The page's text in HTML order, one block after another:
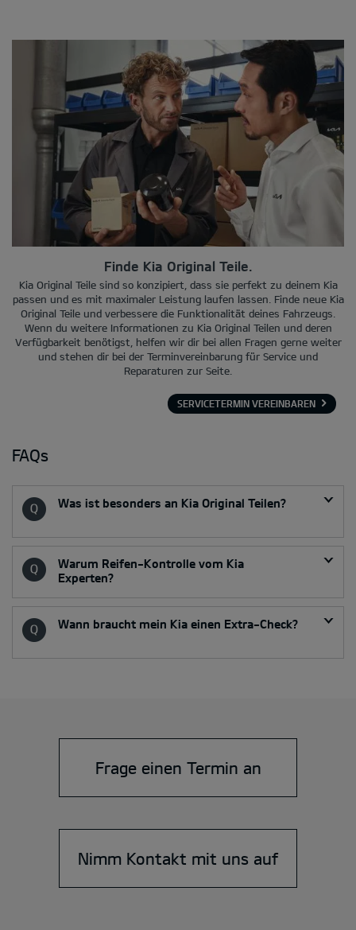
Finde Kia Original Teile.
Kia Original Teile sind so konzipiert, dass sie perfekt zu deinem Kia
passen und es mit maximaler Leistung laufen lassen. Finde neue Kia
Original Teile und verbessere die Funktionalität deines Fahrzeugs.
Wenn du weitere Informationen zu Kia Original Teilen und deren
Verfügbarkeit benötigst, helfen wir dir bei allen Fragen gerne weiter
und stehen dir bei der Terminvereinbarung für Service und
Reparaturen zur Seite.
SERVICETERMIN VEREINBAREN
FAQs
Was ist besonders an Kia Original Teilen?
Warum Reifen-Kontrolle vom Kia
Experten?
Wann braucht mein Kia einen Extra-Check?
Frage einen Termin an
Nimm Kontakt mit uns auf